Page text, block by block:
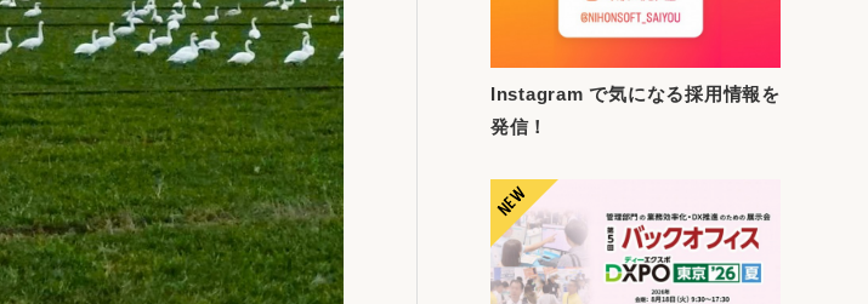
Instagram で気になる採用情報を
発信！